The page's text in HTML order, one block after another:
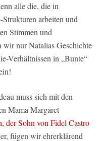
alle die, die in
arbeiten und
Stimmen und
nur Natalias Geschichte
Verhältnissen in „Bunte“
muss sich mit den
Mama Margaret
der Sohn von Fidel Castro
fügen wir ehrerklärend